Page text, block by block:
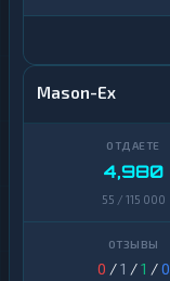
Mason-Ex
4,980
55 / 115 000
0 /1 /1 /0